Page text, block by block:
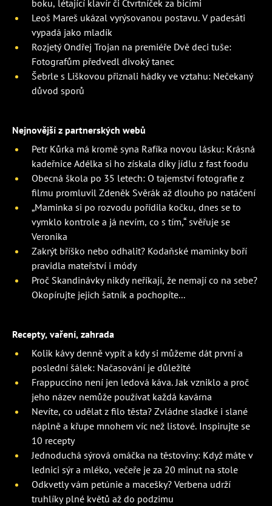
boku, létající klavír či Čtvrtníček za bicími
Leoš Mareš ukázal vyrýsovanou postavu. V padesáti
vypadá jako mladík
Rozjetý Ondřej Trojan na premiéře Dvě deci tuše:
Fotografům předvedl divoký tanec
Šebrle s Liškovou přiznali hádky ve vztahu: Nečekaný
důvod sporů
Nejnovější z partnerských webů
Petr Kůrka má kromě syna Rafíka novou lásku: Krásná
kadeřnice Adélka si ho získala díky jídlu z fast foodu
Obecná škola po 35 letech: O tajemství fotografie z
filmu promluvil Zdeněk Svěrák až dlouho po natáčení
„Maminka si po rozvodu pořídila kočku, dnes se to
vymklo kontrole a já nevím, co s tím,“ svěřuje se
Veronika
Zakrýt bříško nebo odhalit? Kodaňské maminky boří
pravidla mateřství i módy
Proč Skandinávky nikdy neříkají, že nemají co na sebe?
Okopírujte jejich šatník a pochopíte...
Recepty, vaření, zahrada
Kolik kávy denně vypít a kdy si můžeme dát první a
poslední šálek: Načasování je důležité
Frappuccino není jen ledová káva. Jak vzniklo a proč
jeho název nemůže používat každá kavárna
Nevíte, co udělat z filo těsta? Zvládne sladké i slané
náplně a křupe mnohem víc než listové. Inspirujte se
10 recepty
Jednoduchá sýrová omáčka na těstoviny: Když máte v
lednici sýr a mléko, večeře je za 20 minut na stole
Odkvetly vám petúnie a macešky? Verbena udrží
truhlíky plné květů až do podzimu